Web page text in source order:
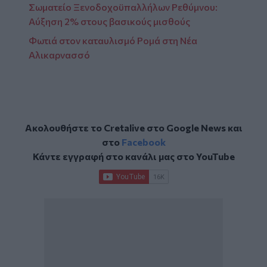
Σωματείο Ξενοδοχοϋπαλλήλων Ρεθύμνου:
Αύξηση 2% στους βασικούς μισθούς
Φωτιά στον καταυλισμό Ρομά στη Νέα
Αλικαρνασσό
Ακολουθήστε το Cretalive στο Google Newsκαι
στο Facebook
Κάντε εγγραφή στο κανάλι μας στοYouTube